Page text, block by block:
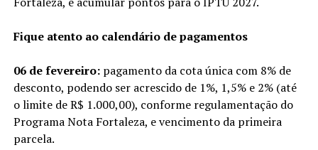
Fique atento ao calendário de pagamentos
06 de fevereiro:pagamento da cota única com 8% de
desconto, podendo ser acrescido de 1%, 1,5% e 2% (até
o limite de R$ 1.000,00), conforme regulamentação do
Programa Nota Fortaleza, e vencimento da primeira
parcela.